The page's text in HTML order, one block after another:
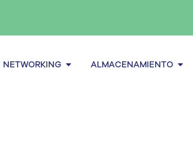
Servidores
NETWORKING Abrir Networking
ALMACENAMIENTO